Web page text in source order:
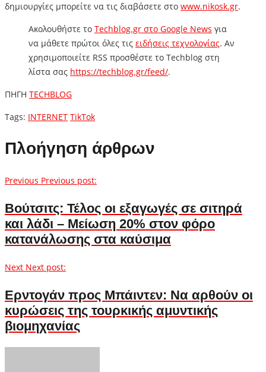
δημιουργίες μπορείτε να τις διαβάσετε στο www.nikosk.gr.
Ακολουθήστε το Techblog.gr στο Google News για
να μάθετε πρώτοι όλες τις ειδήσεις τεχνολογίας. Αν
χρησιμοποιείτε RSS προσθέστε το Techblog στη
λίστα σας https://techblog.gr/feed/.
ΠΗΓΗ TECHBLOG
Tags: INTERNET TikTok
Πλοήγηση άρθρων
Previous Previous post:
Βούτσιτς: Τέλος οι εξαγωγές σε σιτηρά
και λάδι – Μείωση 20% στον φόρο
κατανάλωσης στα καύσιμα
Next Next post:
Ερντογάν προς Μπάιντεν: Να αρθούν οι
κυρώσεις της τουρκικής αμυντικής
βιομηχανίας